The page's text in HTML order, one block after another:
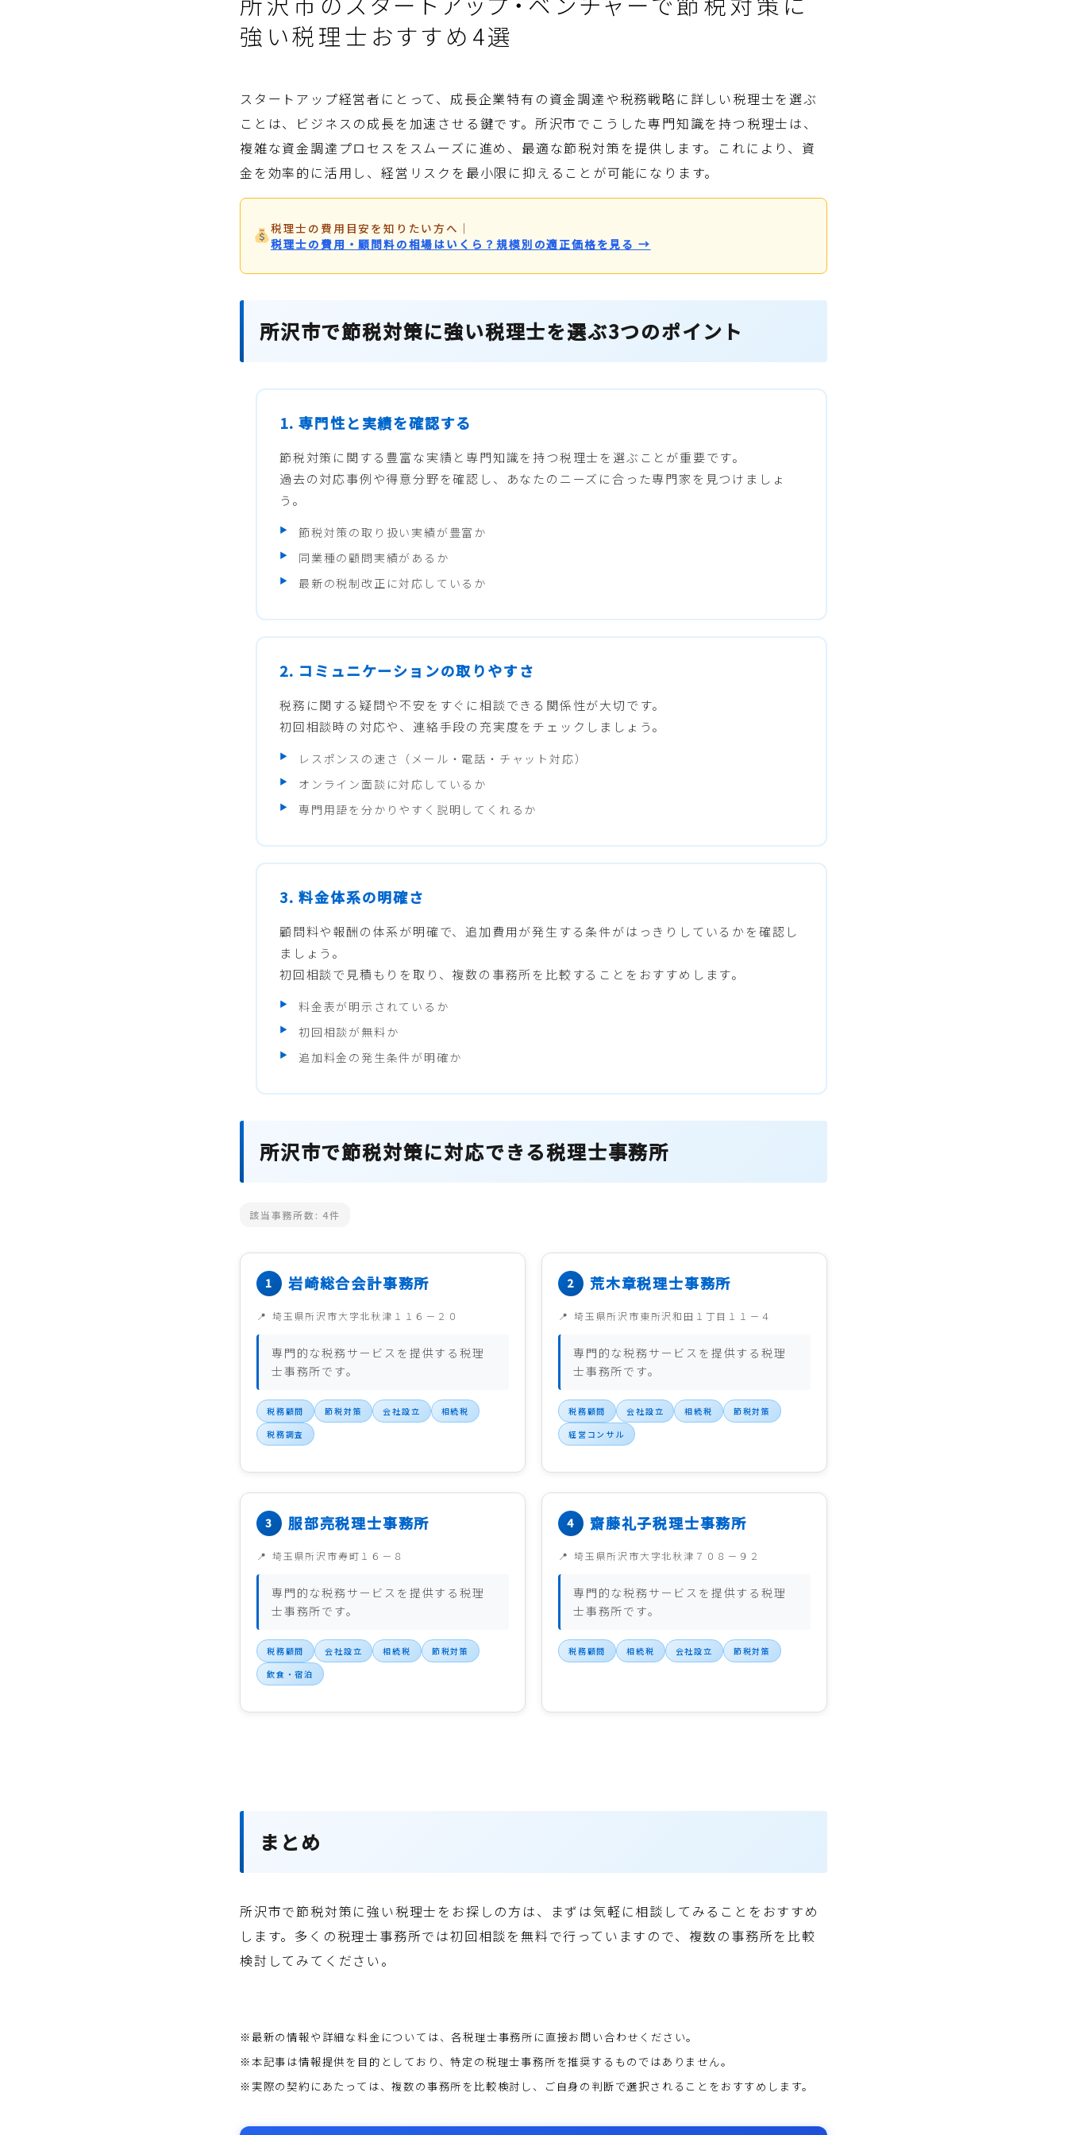
強い税理士おすすめ4選
スタートアップ経営者にとって、成長企業特有の資金調達や税務戦略に詳しい税理士を選ぶ
ことは、ビジネスの成長を加速させる鍵です。所沢市でこうした専門知識を持つ税理士は、
複雑な資金調達プロセスをスムーズに進め、最適な節税対策を提供します。これにより、資
金を効率的に活用し、経営リスクを最小限に抑えることが可能になります。
税理士の費用目安を知りたい方へ ｜
税理士の費用・顧問料の相場はいくら？規模別の適正価格を見る →
所沢市で節税対策に強い税理士を選ぶ3つのポイント
1. 専門性と実績を確認する
節税対策に関する豊富な実績と専門知識を持つ税理士を選ぶことが重要です。
過去の対応事例や得意分野を確認し、あなたのニーズに合った専門家を見つけましょ
う。
節税対策の取り扱い実績が豊富か
同業種の顧問実績があるか
最新の税制改正に対応しているか
2. コミュニケーションの取りやすさ
税務に関する疑問や不安をすぐに相談できる関係性が大切です。
初回相談時の対応や、連絡手段の充実度をチェックしましょう。
レスポンスの速さ（メール・電話・チャット対応）
オンライン面談に対応しているか
専門用語を分かりやすく説明してくれるか
3. 料金体系の明確さ
顧問料や報酬の体系が明確で、追加費用が発生する条件がはっきりしているかを確認し
ましょう。
初回相談で見積もりを取り、複数の事務所を比較することをおすすめします。
料金表が明示されているか
初回相談が無料か
追加料金の発生条件が明確か
所沢市で節税対策に対応できる税理士事務所
該当事務所数:4件
岩崎総合会計事務所
埼玉県所沢市大字北秋津１１６－２０
専門的な税務サービスを提供する税理
士事務所です。
税務顧問 節税対策 会社設立
相続税
税務調査
荒木章税理士事務所
埼玉県所沢市東所沢和田１丁目１１－４
専門的な税務サービスを提供する税理
士事務所です。
税務顧問 会社設立 相続税
節税対策
経営コンサル
服部亮税理士事務所
埼玉県所沢市寿町１６－８
専門的な税務サービスを提供する税理
士事務所です。
税務顧問 会社設立 相続税
節税対策
飲食・宿泊
齋藤礼子税理士事務所
埼玉県所沢市大字北秋津７０８－９２
専門的な税務サービスを提供する税理
士事務所です。
税務顧問 相続税 会社設立 節税対策
まとめ
所沢市で節税対策に強い税理士をお探しの方は、まずは気軽に相談してみることをおすすめ
します。多くの税理士事務所では初回相談を無料で行っていますので、複数の事務所を比較
検討してみてください。
※最新の情報や詳細な料金については、各税理士事務所に直接お問い合わせください。
※本記事は情報提供を目的としており、特定の税理士事務所を推奨するものではありません。
※実際の契約にあたっては、複数の事務所を比較検討し、ご自身の判断で選択されることをおすすめします。